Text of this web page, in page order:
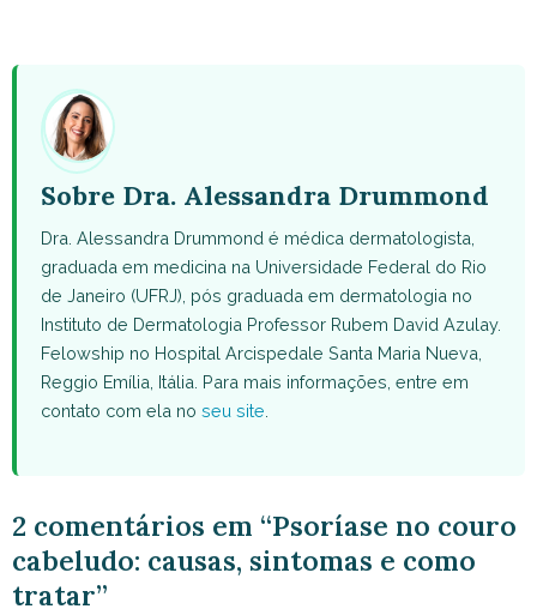
Sobre Dra. Alessandra Drummond
Dra. Alessandra Drummond é médica dermatologista,
graduada em medicina na Universidade Federal do Rio
de Janeiro (UFRJ), pós graduada em dermatologia no
Instituto de Dermatologia Professor Rubem David Azulay.
Felowship no Hospital Arcispedale Santa Maria Nueva,
Reggio Emília, Itália. Para mais informações, entre em
contato com ela no seu site.
2 comentários em “Psoríase no couro
cabeludo: causas, sintomas e como
tratar”